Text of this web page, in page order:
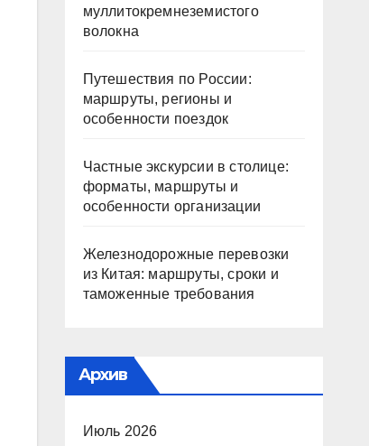
муллитокремнеземистого
волокна
Путешествия по России:
маршруты, регионы и
особенности поездок
Частные экскурсии в столице:
форматы, маршруты и
особенности организации
Железнодорожные перевозки
из Китая: маршруты, сроки и
таможенные требования
Архив
Июль 2026